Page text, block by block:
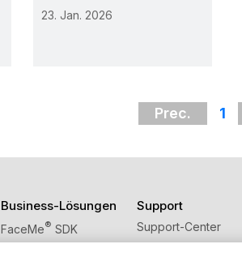
23. Jan. 2026
Prec. 1
Business-Lösungen
FaceMe® SDK
Support
Support-Center